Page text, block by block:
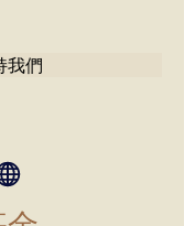
我們